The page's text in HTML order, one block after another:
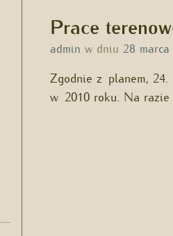
Prace
admin w dniu 28
Zgodnie z planem,
w 2010 roku. Na